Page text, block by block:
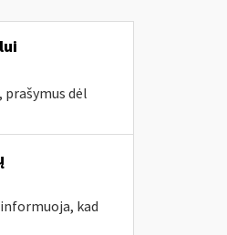
prašymus dėl
kad